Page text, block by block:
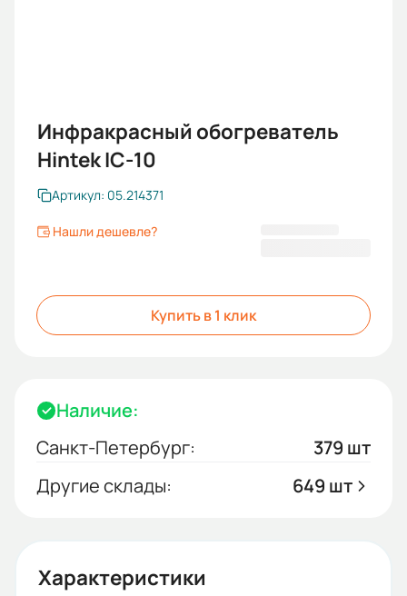
Инфракрасный обогреватель
Hintek IC-10
Артикул: 05.214371
Нашли дешевле?
Купить в 1 клик
Наличие:
Санкт-Петербург:
379 шт
Другие склады:
649 шт
Характеристики